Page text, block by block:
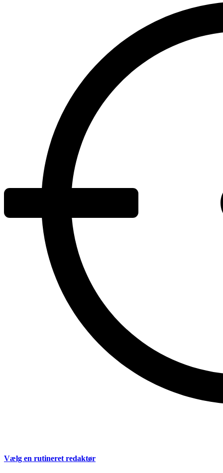
Vælg en rutineret redaktør